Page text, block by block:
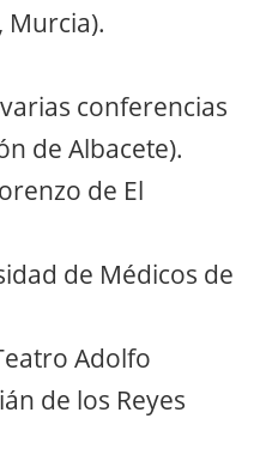
Murcia).
conferencias
de Albacete).
de El
de Médicos de
Adolfo
de los Reyes